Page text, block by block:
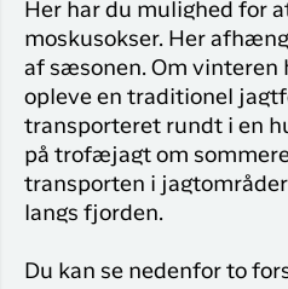
Her har du mulighed for
moskusokser. Her
af sæsonen. Om vinteren
opleve en traditionel
transporteret rundt i en
på trofæjagt om
transporten i
langs fjorden.
Du kan se nedenfor to